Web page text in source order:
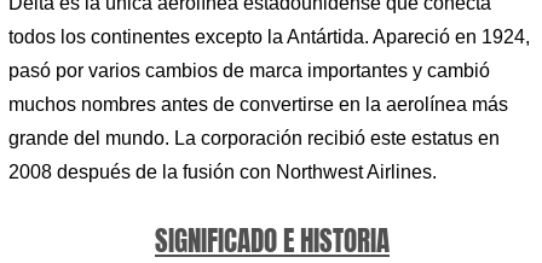
todos los continentes excepto la Antártida. Apareció en 1924,
pasó por varios cambios de marca importantes y cambió
muchos nombres antes de convertirse en la aerolínea más
grande del mundo. La corporación recibió este estatus en
2008 después de la fusión con Northwest Airlines.
SIGNIFICADO E HISTORIA